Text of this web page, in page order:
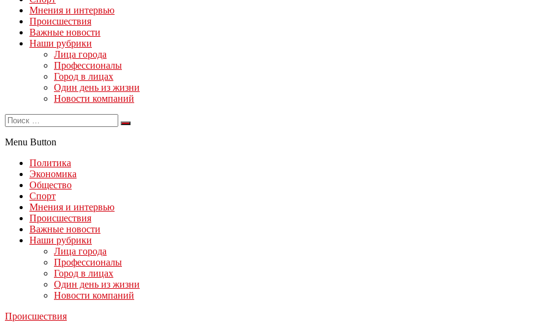
Мнения и интервью
Происшествия
Важные новости
Наши рубрики
Лица города
Профессионалы
Город в лицах
Один день из жизни
Новости компаний
Menu Button
Политика
Экономика
Общество
Спорт
Мнения и интервью
Происшествия
Важные новости
Наши рубрики
Лица города
Профессионалы
Город в лицах
Один день из жизни
Новости компаний
Происшествия